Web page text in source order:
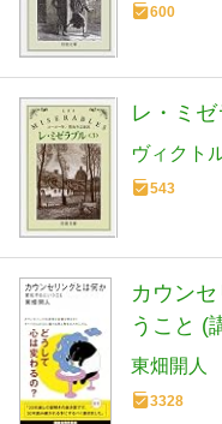
600
レ・ミ
ヴィクト
543
カウン
うこと (
東畑開人
3328